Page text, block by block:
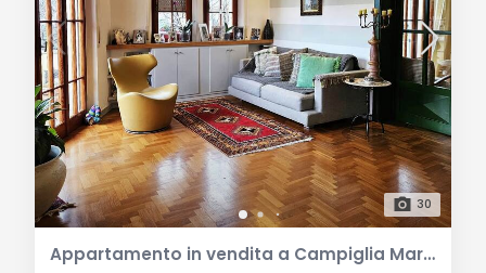
30
Appartamento in vendita a Campiglia Marittima, Livorno con giardino e garage